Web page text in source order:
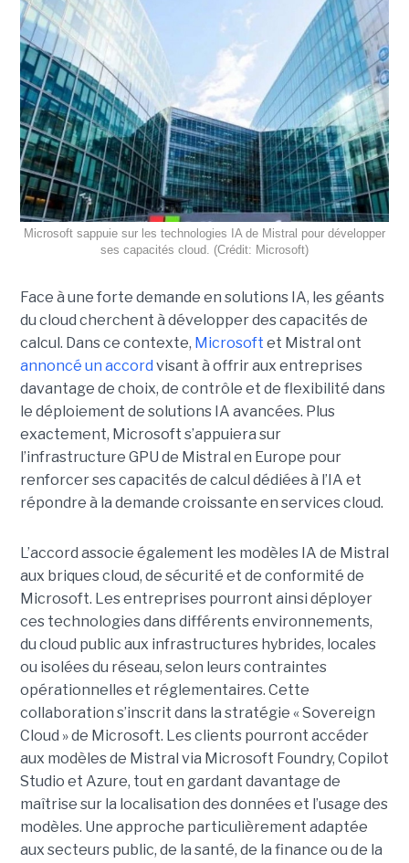
Microsoft sappuie sur les technologies IA de Mistral pour développer
ses capacités cloud. (Crédit: Microsoft)
Face à une forte demande en solutions IA, les géants
du cloud cherchent à développer des capacités de
calcul. Dans ce contexte, Microsoft et Mistral ont
annoncé un accord visant à offrir aux entreprises
davantage de choix, de contrôle et de flexibilité dans
le déploiement de solutions IA avancées. Plus
exactement, Microsoft s’appuiera sur
l’infrastructure GPU de Mistral en Europe pour
renforcer ses capacités de calcul dédiées à l’IA et
répondre à la demande croissante en services cloud.
L’accord associe également les modèles IA de Mistral
aux briques cloud, de sécurité et de conformité de
Microsoft. Les entreprises pourront ainsi déployer
ces technologies dans différents environnements,
du cloud public aux infrastructures hybrides, locales
ou isolées du réseau, selon leurs contraintes
opérationnelles et réglementaires. Cette
collaboration s’inscrit dans la stratégie « Sovereign
Cloud » de Microsoft. Les clients pourront accéder
aux modèles de Mistral via Microsoft Foundry, Copilot
Studio et Azure, tout en gardant davantage de
maîtrise sur la localisation des données et l’usage des
modèles. Une approche particulièrement adaptée
aux secteurs public, de la santé, de la finance ou de la